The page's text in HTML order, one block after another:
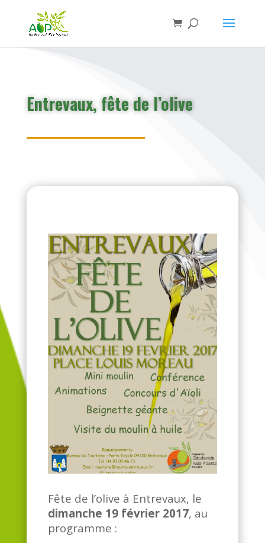
Entrevaux, fête de l’olive
Fête de l’olive à Entrevaux, le
dimanche 19 février 2017, au
programme :